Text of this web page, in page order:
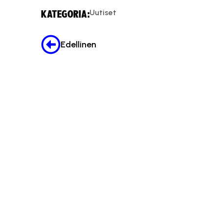
KATEGORIA:Uutiset
Edellinen